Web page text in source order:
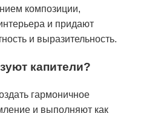
композиции,
и придают
и выразительность.
капители?
гармоничное
и выполняют как